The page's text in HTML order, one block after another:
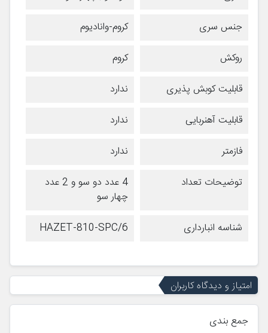
جنس سری
کروم-وانادیوم
روکش
کروم
قابلیت کوبش پذیری
ندارد
قابلیت آهنربایی
ندارد
فازمتر
ندارد
توضیحات تعداد
4 عدد دو سو و 2 عدد
چهار سو
شناسه انبارداری
HAZET-810-SPC/6
امتیاز و دیدگاه کاربران
جمع بندی